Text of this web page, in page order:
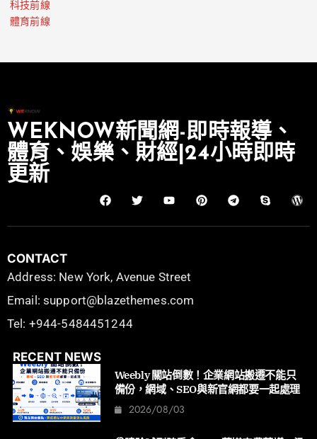
科技前線
體育前線
WEKNOW新聞網-即時報導、
體育、娛樂、財經|24小時即時
更新
CONTACT
Address: New York, Avenue Street
Email: support@blazethemes.com
Tel: +944-5484451244
RECENT NEWS
Weebly 關站倒數！企業網站搬遷不能只
備份，網域、SEO與新官網都要一起處理
2026/08/03